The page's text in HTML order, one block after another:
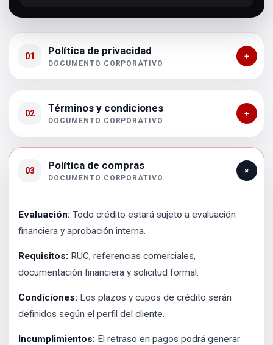
01 Política de privacidad
DOCUMENTO CORPORATIVO
+
02 Términos y condiciones
DOCUMENTO CORPORATIVO
+
03 Política de compras
DOCUMENTO CORPORATIVO
+
Evaluación: Todo crédito estará sujeto a evaluación
financiera y aprobación interna.
Requisitos: RUC, referencias comerciales,
documentación financiera y solicitud formal.
Condiciones: Los plazos y cupos de crédito serán
definidos según el perfil del cliente.
Incumplimientos: El retraso en pagos podrá generar